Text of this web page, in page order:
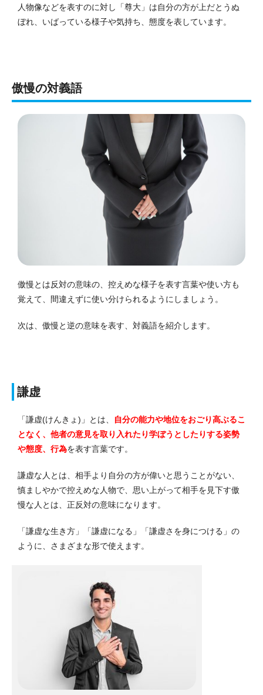
人物像などを表すのに対し「尊大」は自分の方が上だとうぬ
ぼれ、いばっている様子や気持ち、態度を表しています。
傲慢の対義語
傲慢とは反対の意味の、控えめな様子を表す言葉や使い方も
覚えて、間違えずに使い分けられるようにしましょう。
次は、傲慢と逆の意味を表す、対義語を紹介します。
謙虚
「謙虚(けんきょ)」とは、
自分の能力や地位をおごり高ぶるこ
となく、他者の意見を取り入れたり学ぼうとしたりする姿勢
や態度、行為を表す言葉です。
謙虚な人とは、相手より自分の方が偉いと思うことがない、
慎ましやかで控えめな人物で、思い上がって相手を見下す傲
慢な人とは、正反対の意味になります。
「謙虚な生き方」「謙虚になる」「謙虚さを身につける」の
ように、さまざまな形で使えます。